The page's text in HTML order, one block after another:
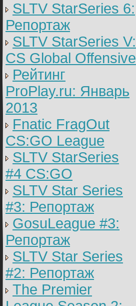
SLTV StarSeries 6:
Репортаж
SLTV StarSeries V:
CS Global Offensive
Рейтинг
ProPlay.ru: Январь
2013
Fnatic FragOut
CS:GO League
SLTV StarSeries
#4 CS:GO
SLTV Star Series
#3: Репортаж
GosuLeague #3:
Репортаж
SLTV Star Series
#2: Репортаж
The Premier